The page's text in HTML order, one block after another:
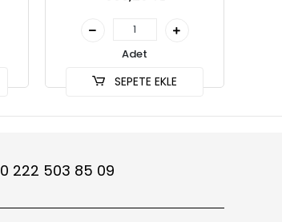
Adet
SEPETE EKLE
0 222 503 85 09